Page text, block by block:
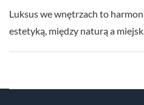
Luksus we wnętrzach to
estetyką, między naturą a